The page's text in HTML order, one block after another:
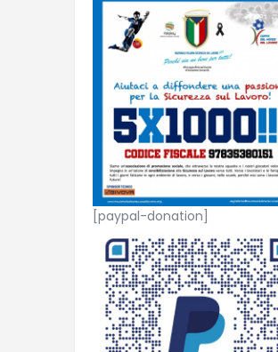
[paypal-donation]